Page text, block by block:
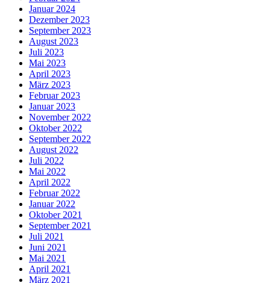
Januar 2024
Dezember 2023
September 2023
August 2023
Juli 2023
Mai 2023
April 2023
März 2023
Februar 2023
Januar 2023
November 2022
Oktober 2022
September 2022
August 2022
Juli 2022
Mai 2022
April 2022
Februar 2022
Januar 2022
Oktober 2021
September 2021
Juli 2021
Juni 2021
Mai 2021
April 2021
März 2021